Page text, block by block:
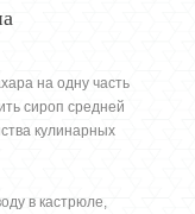
на одну часть
сироп средней
кулинарных
в кастрюле,